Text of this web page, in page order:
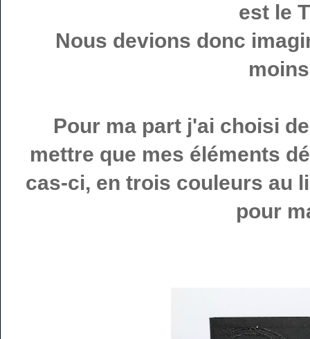
est le
Nous devions donc
Pour ma part j'ai choisi
mettre que mes éléments
cas-ci, en trois couleurs au
pour